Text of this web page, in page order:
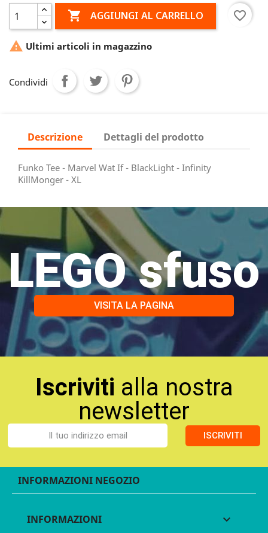
 AGGIUNGI AL CARRELLO favorite_border
 Ultimi articoli in magazzino
Condividi
Descrizione Dettagli del prodotto
Funko Tee - Marvel Wat If - BlackLight - Infinity
KillMonger - XL
LEGO sfuso
VISITA LA PAGINA
Iscriviti alla nostra
newsletter
ISCRIVITI
INFORMAZIONI NEGOZIO
INFORMAZIONI 